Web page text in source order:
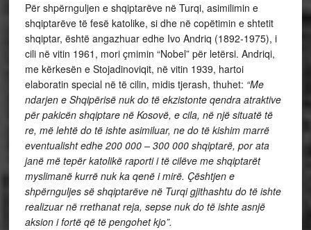
Për shpërnguljen e shqiptarëve në Turqi, asimilimin e
shqiptarëve të fesë katolike, si dhe në copëtimin e shtetit
shqiptar, është angazhuar edhe Ivo Andriq (1892-1975), i
cili në vitin 1961, mori çmimin “Nobel” për letërsi. Andriqi,
me kërkesën e Stojadinoviqit, në vitin 1939, hartoi
elaboratin special në të cilin, midis tjerash, thuhet: “Me
ndarjen e Shqipërisë nuk do të ekzistonte qendra atraktive
për pakicën shqiptare në Kosovë, e cila, në një situatë të
re, më lehtë do të ishte asimiluar, ne do të kishim marrë
eventualisht edhe 200 000 – 300 000 shqiptarë, por ata
janë më tepër katolikë raporti i të cilëve me shqiptarët
myslimanëkurrë nuk ka qenë i mirë. Çështjen e
shpërnguljes së shqiptarëve në Turqi gjithashtu do të ishte
realizuar në rrethanat reja, sepse nuk do të ishte asnjë
aksion i fortë që të pengohet kjo”.